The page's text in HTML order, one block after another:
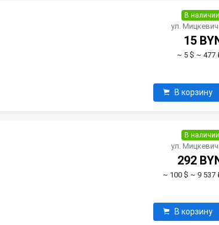
В наличии
ул.
15
~ 5 $ ~ 477
В корзину
В наличии
ул.
292
~ 100 $ ~ 9 537
В корзину